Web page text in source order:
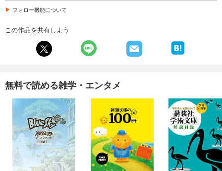
フォロー機能について
この作品を共有しよう
無料で読める雑学・エンタメ